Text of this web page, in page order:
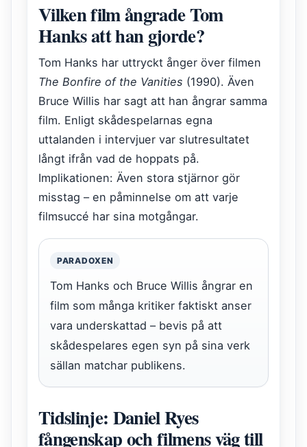
Vilken film ångrade Tom
Hanks att han gjorde?
Tom Hanks har uttryckt ånger över filmen
The Bonfire of the Vanities (1990). Även
Bruce Willis har sagt att han ångrar samma
film. Enligt skådespelarnas egna
uttalanden i intervjuer var slutresultatet
långt ifrån vad de hoppats på.
Implikationen: Även stora stjärnor gör
misstag – en påminnelse om att varje
filmsuccé har sina motgångar.
PARADOXEN
Tom Hanks och Bruce Willis ångrar en
film som många kritiker faktiskt anser
vara underskattad – bevis på att
skådespelares egen syn på sina verk
sällan matchar publikens.
Tidslinje: Daniel Ryes
fångenskap och filmens väg till